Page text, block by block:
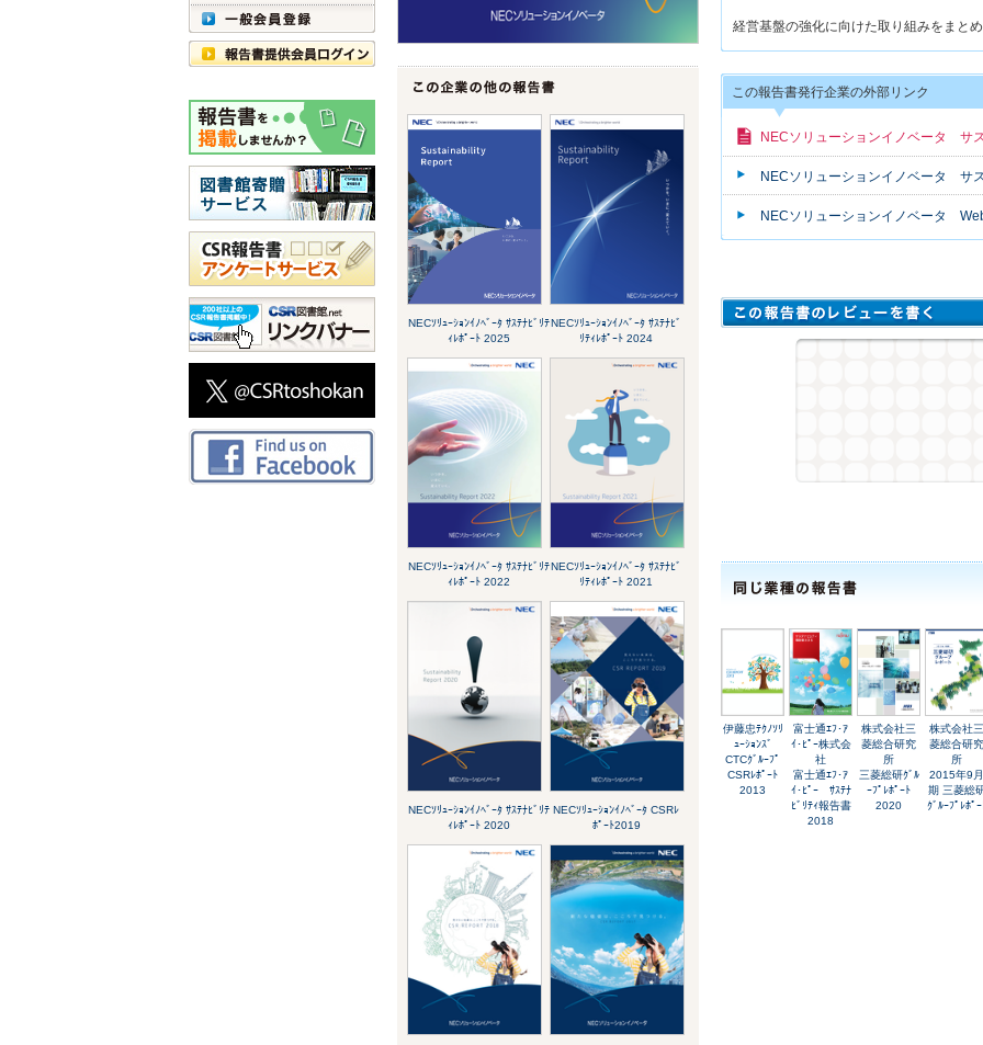
NECｿﾘｭｰｼｮﾝｲﾉﾍﾞｰﾀ ｻｽﾃﾅﾋﾞﾘﾃ
ｨﾚﾎﾟｰﾄ 2025
NECｿﾘｭｰｼｮﾝｲﾉﾍﾞｰﾀ ｻｽﾃﾅﾋﾞ
ﾘﾃｨﾚﾎﾟｰﾄ 2024
NECｿﾘｭｰｼｮﾝｲﾉﾍﾞｰﾀ ｻｽﾃﾅﾋﾞﾘﾃ
ｨﾚﾎﾟｰﾄ 2022
NECｿﾘｭｰｼｮﾝｲﾉﾍﾞｰﾀ ｻｽﾃﾅﾋﾞ
ﾘﾃｨﾚﾎﾟｰﾄ 2021
NECｿﾘｭｰｼｮﾝｲﾉﾍﾞｰﾀ ｻｽﾃﾅﾋﾞﾘﾃ
ｨﾚﾎﾟｰﾄ 2020
NECｿﾘｭｰｼｮﾝｲﾉﾍﾞｰﾀ CSRﾚ
ﾎﾟｰﾄ2019
経営基盤の強化に向けた取り組みをまとめ
この報告書発行企業の外部リンク
NECソリューションイノベータ サ
NECソリューションイノベータ サ
NECソリューションイノベータ
伊藤忠ﾃｸﾉｿﾘ
ｭｰｼｮﾝｽﾞ
CTCｸﾞﾙｰﾌﾟ
CSRﾚﾎﾟｰﾄ
2013
富士通ｴﾌ･ｱ
ｲ･ﾋﾟｰ株式会
社
富士通ｴﾌ･ｱ
ｲ･ﾋﾟｰ ｻｽﾃﾅ
ﾋﾞﾘﾃｨ報告書
2018
株式会社三
菱総合研究
所
三菱総研ｸﾞﾙ
ｰﾌﾟﾚﾎﾟｰﾄ
2020
株式会社三
菱総合研究
所
2015年9月
期 三菱総
ｸﾞﾙｰﾌﾟﾚﾎﾟｰ